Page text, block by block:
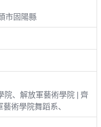
市固陽縣
、解放軍藝術學院 | 齊
術學院舞蹈系、